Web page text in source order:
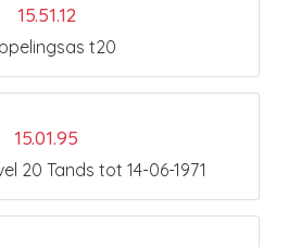
15.51.12
t20
15.01.95
20 Tands tot 14-06-1971